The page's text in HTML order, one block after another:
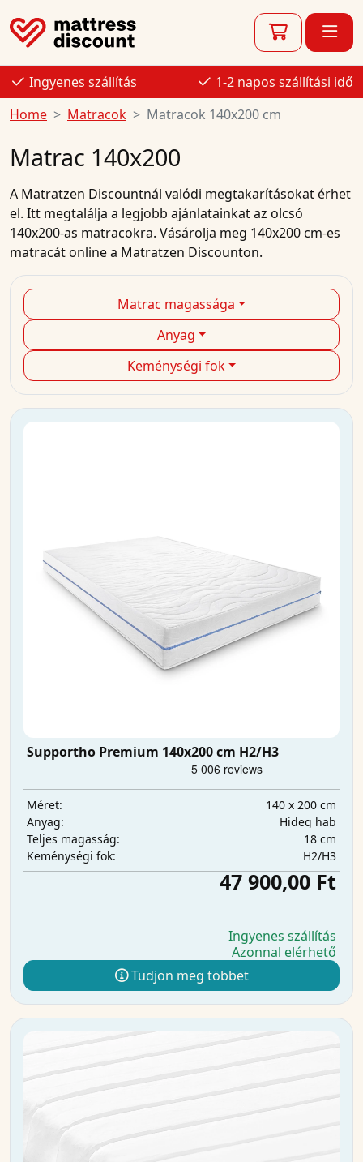
Ingyenes szállítás
1-2 napos szállítási idő
Home
Matracok Matracok 140x200 cm
Matrac 140x200
A Matratzen Discountnál valódi megtakarításokat érhet
el. Itt megtalálja a legjobb ajánlatainkataz olcsó
140x200-as matracokra. Vásárolja meg 140x200 cm-es
matracátonlinea Matratzen Discounton.
Matrac magassága
Anyag
Keménységi fok
Supportho Premium 140x200 cm H2/H3
Méret:
140 x 200 cm
Anyag:
Hideg hab
Teljes magasság:
18 cm
Keménységi fok:
H2/H3
47 900,00 Ft
Ingyenes szállítás
Azonnal elérhető
Tudjon meg többet